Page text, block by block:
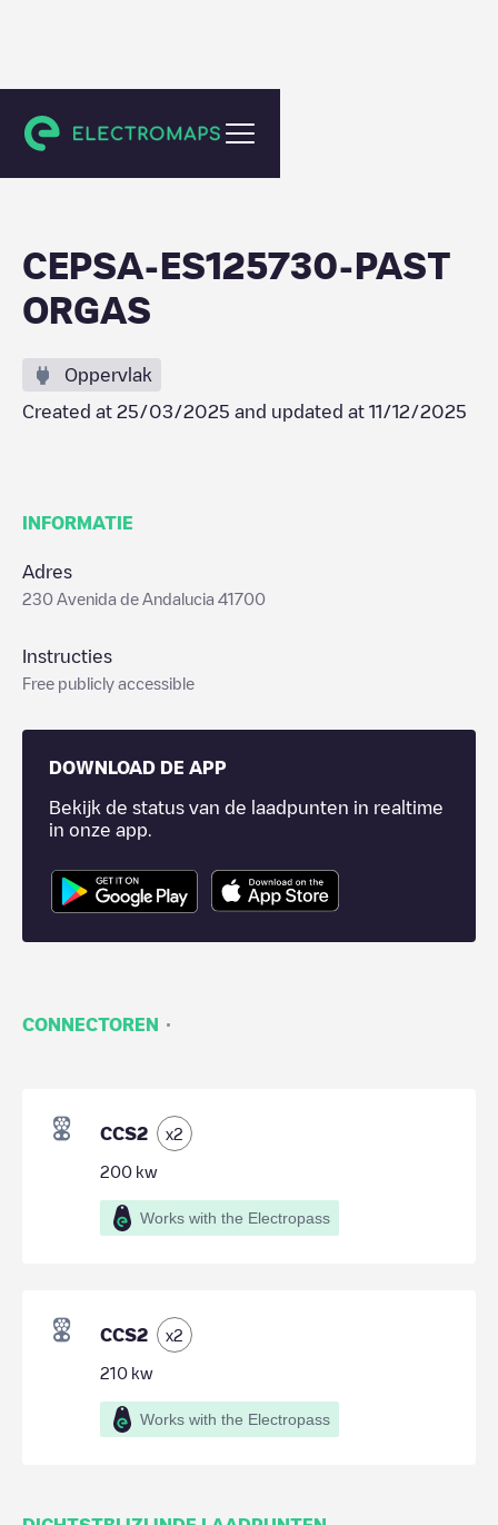
Dos Hermanas
CEPSA-ES125730-PAST
ORGAS
Oppervlak
Created at 25/03/2025 and updated at 11/12/2025
INFORMATIE
Adres
230 Avenida de Andalucia 41700
Instructies
Free publicly accessible
DOWNLOAD DE APP
Bekijk de status van de laadpunten in realtime
in onze app.
CONNECTOREN ·
CCS2 x2
200 kw
Works with the Electropass
CCS2 x2
210 kw
Works with the Electropass